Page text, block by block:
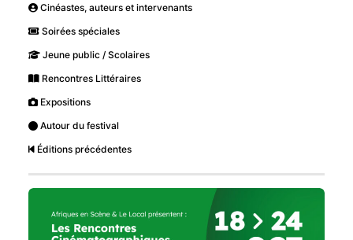
Cinéastes, auteurs et intervenants
Soirées spéciales
Jeune public / Scolaires
Rencontres Littéraires
Expositions
Autour du festival
Éditions précédentes